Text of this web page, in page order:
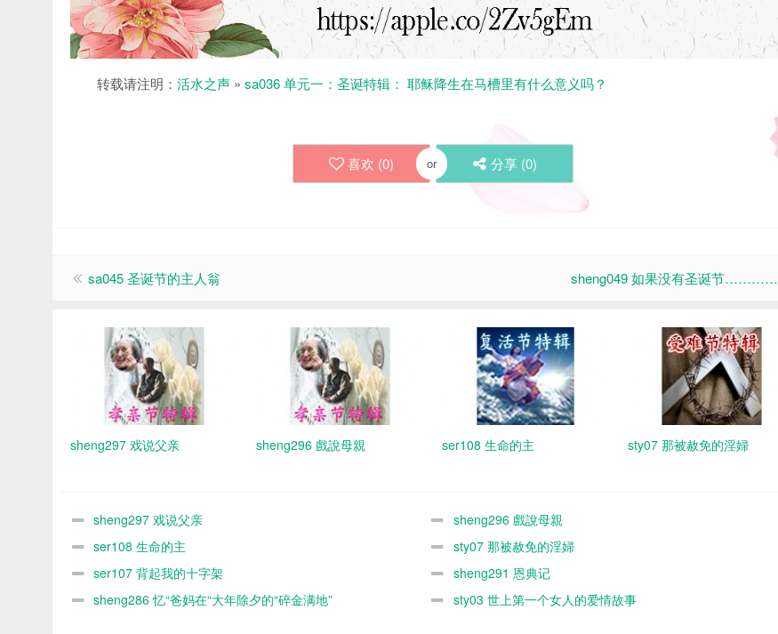
转载请注明： 活水之声 » sa036 单元一：圣诞特辑： 耶稣降生在马槽里有什么意义吗？
喜欢 (0) or 分享 (0)
sa045 圣诞节的主人翁 sheng049 如果没有圣诞节…………
sheng297 戏说父亲 sheng296 戲說母親 ser108 生命的主 sty07 那被赦免的淫婦
sheng297 戏说父亲
sheng296 戲說母親
ser108 生命的主
sty07 那被赦免的淫婦
ser107 背起我的十字架
sheng291 恩典记
sheng286 忆“爸妈在“大年除夕的“碎金满地”
sty03 世上第一个女人的爱情故事